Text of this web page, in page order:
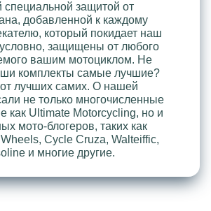
защитой от
добавленной к каждому
который покидает наш
защищены от любого
вашим мотоциклом. Не
комплекты самые лучшие?
лучших самих. О нашей
не только многочисленные
как Ultimate Motorcycling, но и
мото-блогеров, таких как
Cycle Cruza, Walteiffic,
и многие другие.